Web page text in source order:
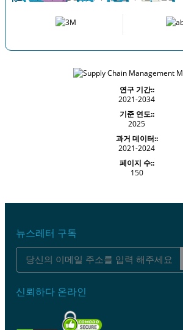
연구 기간::
2021-2034
기준 연도::
2025
과거 데이터::
2021-2024
페이지 수::
150
뉴스레터 구독
신뢰하다 온라인